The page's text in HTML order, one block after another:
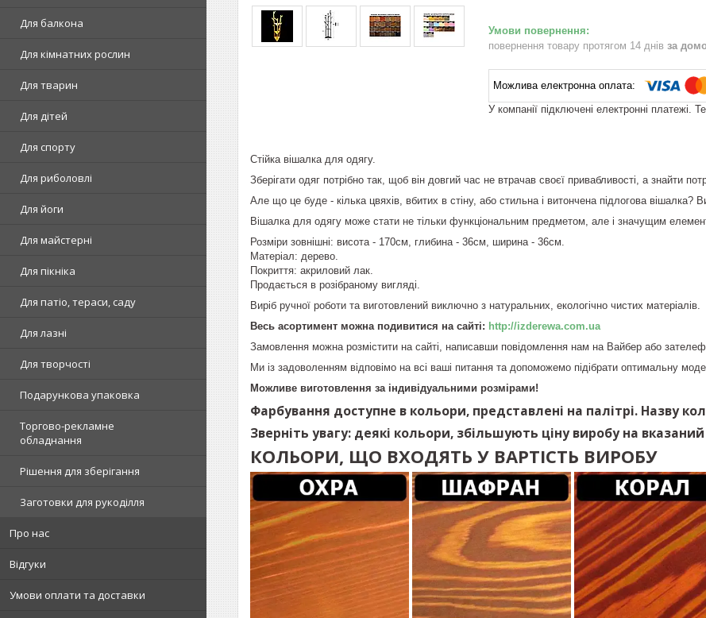
Для балкона
Для кімнатних рослин
Для тварин
Для дітей
Для спорту
Для риболовлі
Для йоги
Для майстерні
Для пікніка
Для патіо, тераси, саду
Для лазні
Для творчості
Подарункова упаковка
Торгово-рекламне
обладнання
Рішення для зберігання
Заготовки для рукоділля
Про нас
Відгуки
Умови оплати та доставки
повернення товару протягом 14 днів за
У компанії підключені електронні платежі.
Стійка вішалка для одягу.
Зберігати одяг потрібно так, щоб він довгий час не втрачав своєї привабливості, а знайти
Але що це буде - кілька цвяхів, вбитих в стіну, або стильна і витончена підлогова вішалка?
Вішалка для одягу може стати не тільки функціональним предметом, але і значущим
Розміри зовнішні: висота - 170см, глибина - 36см, ширина - 36см.
Матеріал: дерево.
Покриття: акриловий лак.
Продається в розібраному вигляді.
Виріб ручної роботи та виготовлений виключно з натуральних, екологічно чистих матеріалів.
Весь асортимент можна подивитися на сайті: http://izderewa.com.ua
Замовлення можна розмістити на сайті, написавши повідомлення нам на Вайбер або
Ми із задоволенням відповімо на всі ваші питання та допоможемо підібрати оптимальну
Можливе виготовлення за індивідуальними розмірами!
Фарбування доступне в кольори, представлені на палітрі. Назву
Зверніть увагу: деякі кольори, збільшують ціну виробу на вказаний
КОЛЬОРИ, ЩО ВХОДЯТЬ У ВАРТІСТЬ ВИРОБУ